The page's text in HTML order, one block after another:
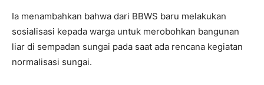
Ia menambahkan bahwa dari BBWS baru melakukan
sosialisasi kepada warga untuk merobohkan bangunan
liar di sempadan sungai pada saat ada rencana kegiatan
normalisasi sungai.